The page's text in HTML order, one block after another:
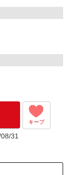
キープ
31